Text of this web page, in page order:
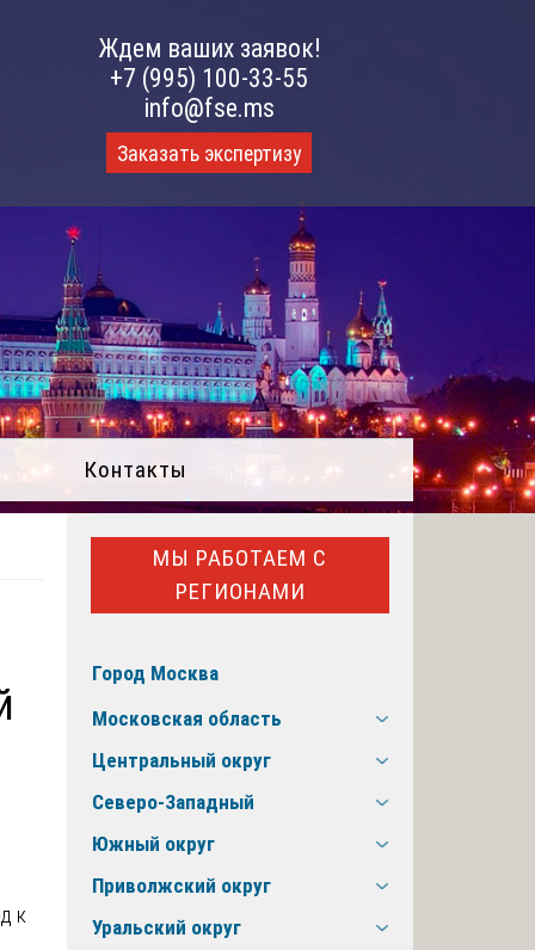
Ждем ваших заявок!
+7 (995) 100-33-55
info@fse.ms
Заказать экспертизу
Контакты
МЫ РАБОТАЕМ С
РЕГИОНАМИ
Город Москва
Московская область
Центральный округ
Северо-Западный
Южный округ
Приволжский округ
Уральский округ